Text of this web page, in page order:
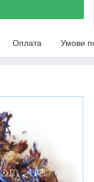
Оплата Умови